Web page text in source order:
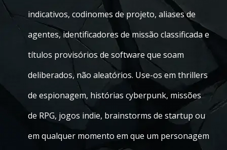
indicativos, codinomes de projeto, aliases de
agentes, identificadores de missão classificada e
títulos provisórios de software que soam
deliberados, não aleatórios. Use-os em thrillers
de espionagem, histórias cyberpunk, missões
de RPG, jogos indie, brainstorms de startup ou
em qualquer momento em que um personagem